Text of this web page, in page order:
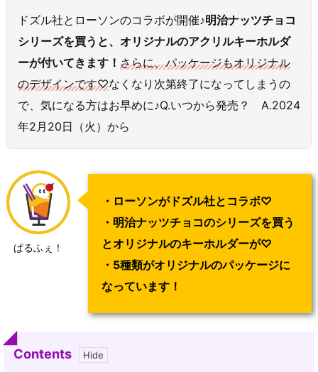
ドズル社とローソンのコラボが開催♪明治ナッツチョコ
シリーズを買うと、オリジナルのアクリルキーホルダ
ーが付いてきます！ さらに、パッケージもオリジナル
のデザインです♡なくなり次第終了になってしまうの
で、気になる方はお早めに♪Q.いつから発売？ A.2024
年2月20日（火）から
ぱるふぇ！
・ローソンがドズル社とコラボ♡
・明治ナッツチョコのシリーズを買う
とオリジナルのキーホルダーが♡
・5種類がオリジナルのパッケージに
なっています！
Contents